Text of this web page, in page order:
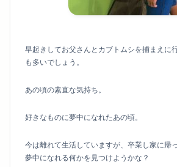
早起きしてお父さんとカブトムシを捕まえに
も多いでしょう。
あの頃の素直な気持ち。
好きなものに夢中になれたあの頃。
今は離れて生活していますが、卒業し家に帰
夢中になれる何かを見つけようかな？